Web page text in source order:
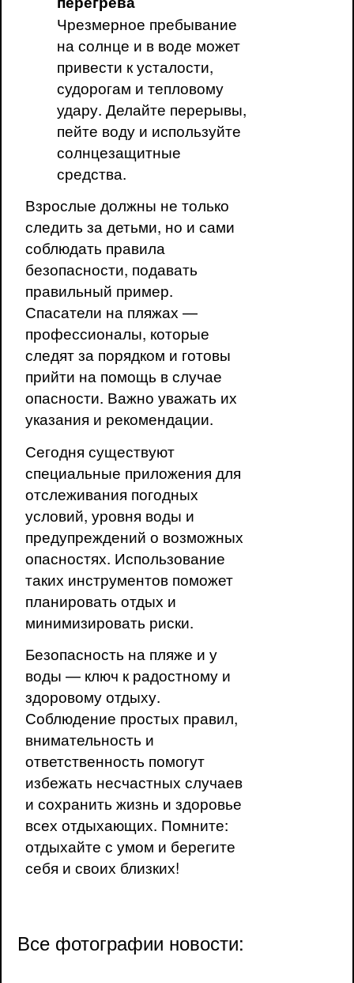
Чрезмерное пребывание
на солнце и в воде может
привести к усталости,
судорогам и тепловому
удару. Делайте перерывы,
пейте воду и используйте
солнцезащитные
средства.
Взрослые должны не только
следить за детьми, но и сами
соблюдать правила
безопасности, подавать
правильный пример.
Спасатели на пляжах —
профессионалы, которые
следят за порядком и готовы
прийти на помощь в случае
опасности. Важно уважать их
указания и рекомендации.
Сегодня существуют
специальные приложения для
отслеживания погодных
условий, уровня воды и
предупреждений о возможных
опасностях. Использование
таких инструментов поможет
планировать отдых и
минимизировать риски.
Безопасность на пляже и у
воды — ключ к радостному и
здоровому отдыху.
Соблюдение простых правил,
внимательность и
ответственность помогут
избежать несчастных случаев
и сохранить жизнь и здоровье
всех отдыхающих. Помните:
отдыхайте с умом и берегите
себя и своих близких!
Все фотографии новости: